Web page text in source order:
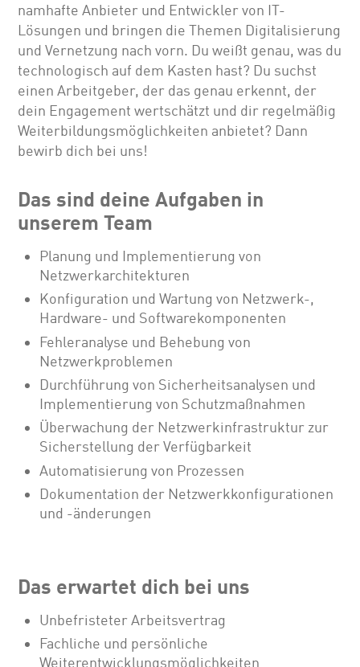
namhafte Anbieter und Entwickler von IT-
Lösungen und bringen die Themen Digitalisierung
und Vernetzung nach vorn. Du weißt genau, was du
technologisch auf dem Kasten hast? Du suchst
einen Arbeitgeber, der das genau erkennt, der
dein Engagement wertschätzt und dir regelmäßig
Weiterbildungsmöglichkeiten anbietet? Dann
bewirb dich bei uns!
Das sind deine Aufgaben in
unserem Team
Planung und Implementierung von
Netzwerkarchitekturen
Konfiguration und Wartung von Netzwerk-,
Hardware- und Softwarekomponenten
Fehleranalyse und Behebung von
Netzwerkproblemen
Durchführung von Sicherheitsanalysen und
Implementierung von Schutzmaßnahmen
Überwachung der Netzwerkinfrastruktur zur
Sicherstellung der Verfügbarkeit
Automatisierung von Prozessen
Dokumentation der Netzwerkkonfigurationen
und -änderungen
Das erwartet dich bei uns
Unbefristeter Arbeitsvertrag
Fachliche und persönliche
Weiterentwicklungsmöglichkeiten